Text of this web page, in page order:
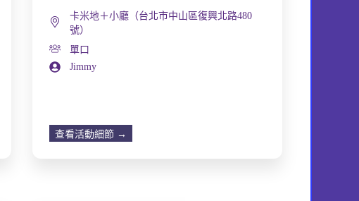
卡米地＋小廳（台北市中山區復興北路480
號）
單口
Jimmy
查看活動細節 →